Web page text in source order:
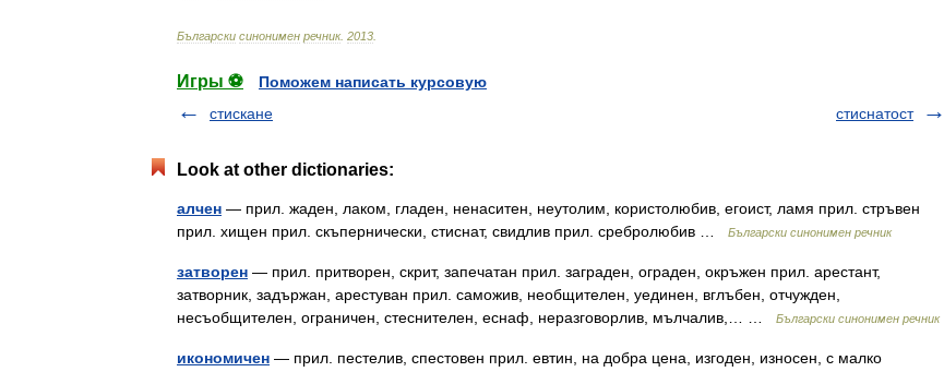
Български синонимен речник. 2013
Игры ⚽
Поможем написать курсовую
стискане
стиснатост
Look at other dictionaries:
алчен — прил. жаден, лаком, гладен, ненаситен, неутолим, користолюбив, егоист, ламя прил. стръвен
прил. хищен прил. скъпернически, стиснат, свидлив прил. сребролюбив …
Български синонимен речник
затворен — прил. притворен, скрит, запечатан прил. заграден, ограден, окръжен прил. арестант,
затворник, задържан, арестуван прил. саможив, необщителен, уединен, вглъбен, отчужден,
несъобщителен, ограничен, стеснителен, еснаф, неразговорлив, мълчалив,… …
Български синонимен речник
икономичен — прил. пестелив, спестовен прил. евтин, на добра цена, изгоден, износен, с малко